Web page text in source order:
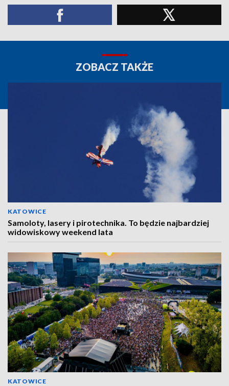
ZOBACZ TAKŻE
KATOWICE
Samoloty, lasery i pirotechnika. To będzie najbardziej
widowiskowy weekend lata
KATOWICE